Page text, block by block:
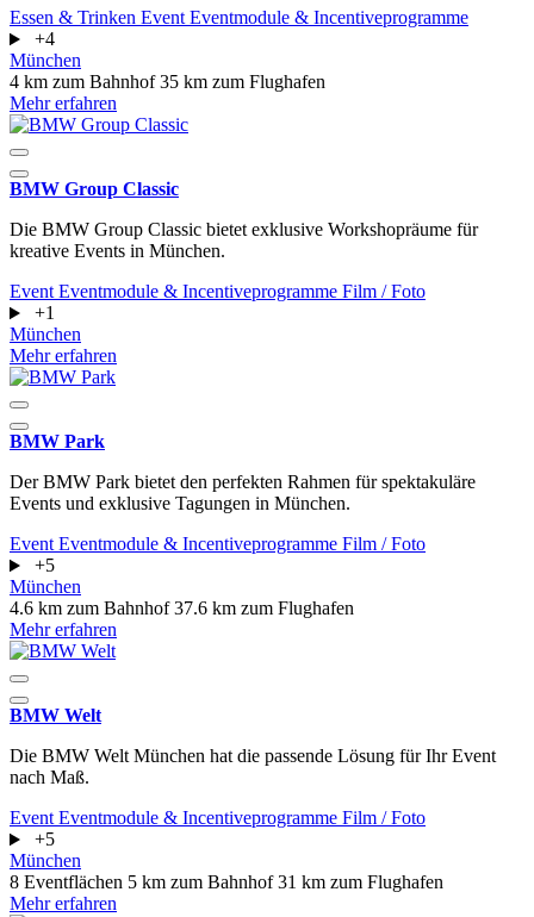
Essen & Trinken Event Eventmodule & Incentiveprogramme
+4
München
4 km zum Bahnhof35 km zum Flughafen
Mehr erfahren
BMW Group Classic
Die BMW Group Classic bietet exklusive Workshopräume für
kreative Events in München.
Event Eventmodule & Incentiveprogramme Film / Foto
+1
München
Mehr erfahren
BMW Park
Der BMW Park bietet den perfekten Rahmen für spektakuläre
Events und exklusive Tagungen in München.
Event Eventmodule & Incentiveprogramme Film / Foto
+5
München
4.6 km zum Bahnhof37.6 km zum Flughafen
Mehr erfahren
BMW Welt
Die BMW Welt München hat die passende Lösung für Ihr Event
nach Maß.
Event Eventmodule & Incentiveprogramme Film / Foto
+5
München
8 Eventflächen 5 km zum Bahnhof31 km zum Flughafen
Mehr erfahren